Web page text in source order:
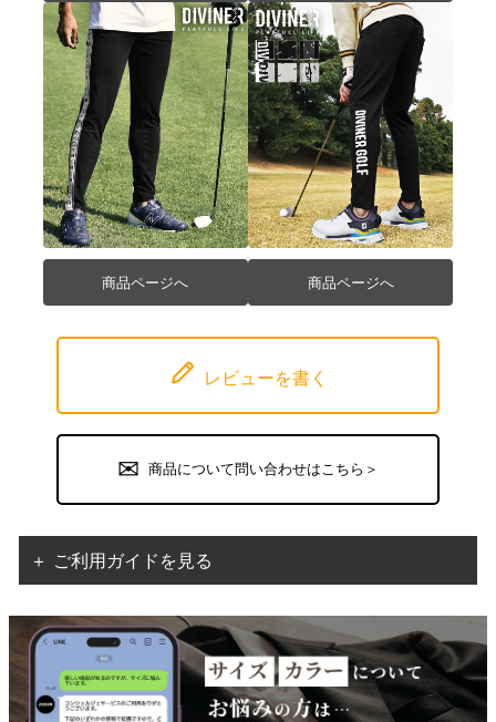
商品ページへ 商品ページへ
レビューを書く
商品について問い合わせはこちら＞
＋ ご利用ガイドを見る